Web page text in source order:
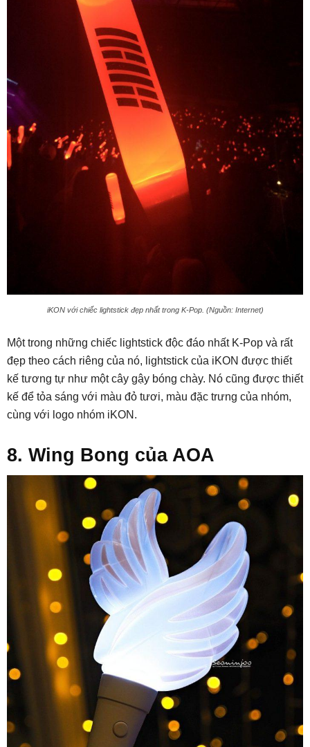
iKON với chiếc lightstick đẹp nhất trong K-Pop. (Nguồn: Internet)
Một trong những chiếc lightstick độc đáo nhất K-Pop và rất
đẹp theo cách riêng của nó, lightstick của iKON được thiết
kế tương tự như một cây gậy bóng chày. Nó cũng được thiết
kế để tỏa sáng với màu đỏ tươi, màu đặc trưng của nhóm,
cùng với logo nhóm iKON.
8. Wing Bong của AOA